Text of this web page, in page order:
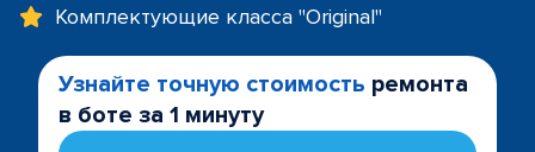
Комплектующие класса "Original"
Узнайте точную стоимость ремонта
в боте за 1 минуту